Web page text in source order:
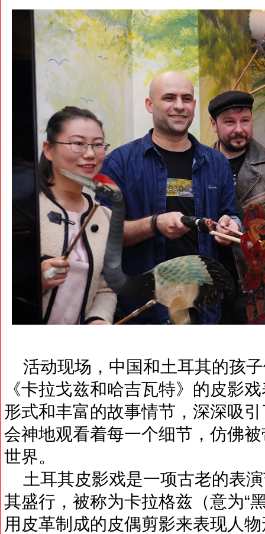
活动现场，中国和土耳其的孩
《卡拉戈兹和哈吉瓦特》的皮影
形式和丰富的故事情节，深深吸
会神地观看着每一个细节，仿佛
世界。
土耳其皮影戏是一项古老的表
其盛行，被称为卡拉格兹（意为“
用皮革制成的皮偶剪影来表现人